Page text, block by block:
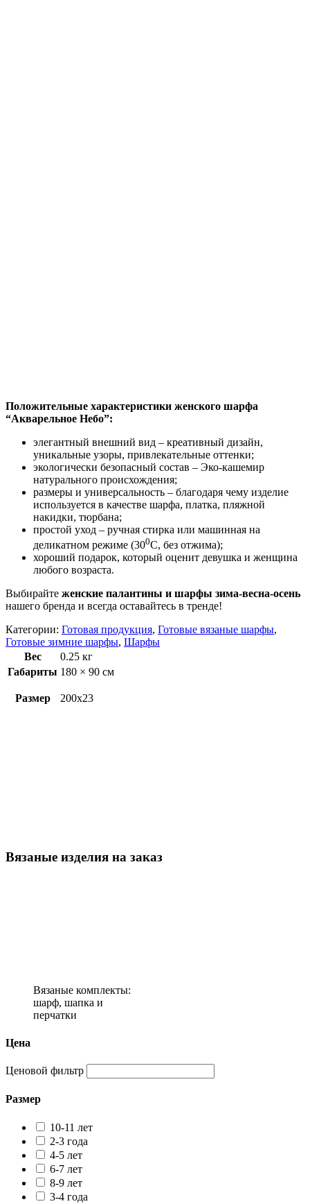
Положительные характеристики женского шарфа
“Акварельное Небо”:
элегантный внешний вид – креативный дизайн,
уникальные узоры, привлекательные оттенки;
экологически безопасный состав – Эко-кашемир
натурального происхождения;
размеры и универсальность – благодаря чему изделие
используется в качестве шарфа, платка, пляжной
накидки, тюрбана;
простой уход – ручная стирка или машинная на
деликатном режиме (300С, без отжима);
хороший подарок, который оценит девушка и женщина
любого возраста.
Выбирайте женские палантины и шарфы зима-весна-осень
нашего бренда и всегда оставайтесь в тренде!
Категории: Готовая продукция, Готовые вязаные шарфы,
Готовые зимние шарфы, Шарфы
Вес
0.25 кг
Габариты 180 × 90 см
Размер 200х23
Вязаные изделия на заказ
Вязаные комплекты:
шарф, шапка и
перчатки
Цена
Ценовой фильтр
Размер
10-11 лет
2-3 года
4-5 лет
6-7 лет
8-9 лет
3-4 года